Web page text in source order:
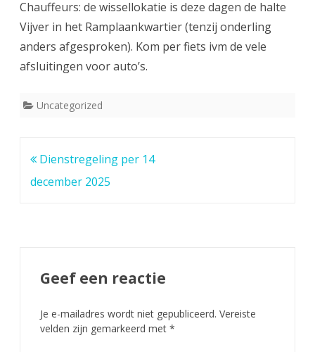
Chauffeurs: de wissellokatie is deze dagen de halte
Vijver in het Ramplaankwartier (tenzij onderling
anders afgesproken). Kom per fiets ivm de vele
afsluitingen voor auto’s.
Uncategorized
Bericht
navigatie
Dienstregeling per 14
december 2025
Geef een reactie
Je e-mailadres wordt niet gepubliceerd. Vereiste
velden zijn gemarkeerd met *